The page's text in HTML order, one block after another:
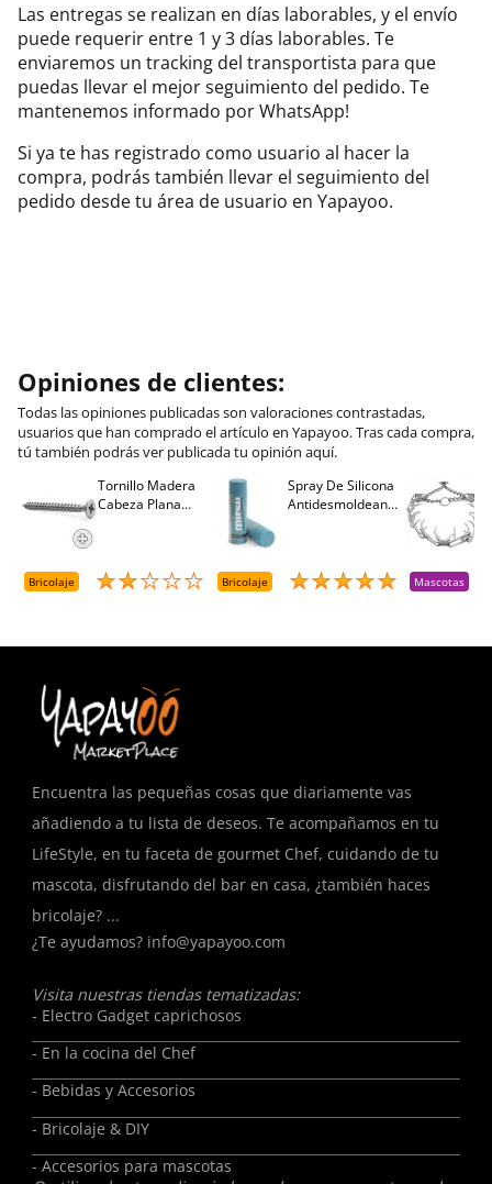
Las entregas se realizan en días laborables, y el envío
puede requerir entre 1 y 3 días laborables. Te
enviaremos un tracking del transportista para que
puedas llevar el mejor seguimiento del pedido. Te
mantenemos informado por WhatsApp!
Si ya te has registrado como usuario al hacer la
compra, podrás también llevar el seguimiento del
pedido desde tu área de usuario en Yapayoo.
Opiniones de clientes:
Todas las opiniones publicadas son valoraciones contrastadas,
usuarios que han comprado el artículo en Yapayoo. Tras cada compra,
tú también podrás ver publicada tu opinión aquí.
Tornillo Madera
Cabeza Plana
Bricolaje
Spray De Silicona
Antidesmoldeante
Bricolaje Mascotas
Encuentra las pequeñas cosas que diariamente vas
añadiendo a tu lista de deseos. Te acompañamos en tu
LifeStyle, en tu faceta de gourmet Chef, cuidando de tu
mascota, disfrutando del bar en casa, ¿también haces
bricolaje? ...
¿Te ayudamos? info@yapayoo.com
Visita nuestras tiendas tematizadas:
- Electro Gadget caprichosos
- En la cocina del Chef
- Bebidas y Accesorios
- Bricolaje & DIY
- Accesorios para mascotas